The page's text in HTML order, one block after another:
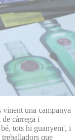
una campanya
càrrega i
tots hi guanyem', i
que